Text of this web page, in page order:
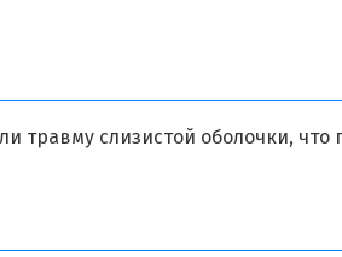
травму слизистой оболочки, что